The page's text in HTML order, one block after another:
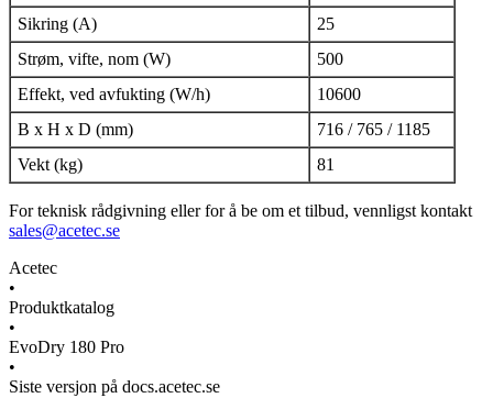
Sikring (A)
25
Strøm, vifte, nom (W)
500
Effekt, ved avfukting (W/h)
10600
B x H x D (mm)
716 / 765 / 1185
Vekt (kg)
81
For teknisk rådgivning eller for å be om et tilbud, vennligst kontakt
sales@acetec.se
Acetec
•
Produktkatalog
•
EvoDry 180 Pro
•
Siste versjon på docs.acetec.se